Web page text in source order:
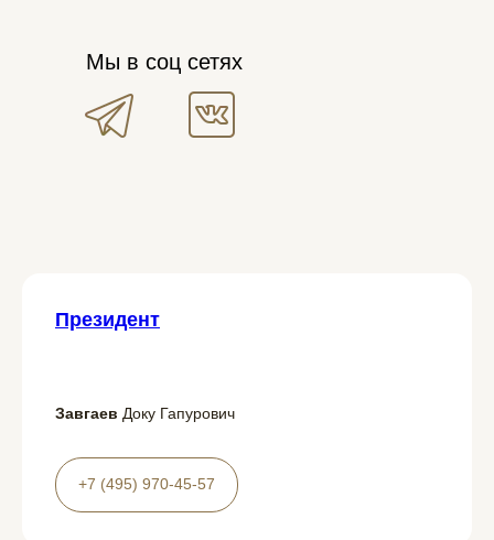
Мы в соц сетях
Президент
Завгаев Доку Гапурович
+7 (495) 970-45-57